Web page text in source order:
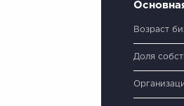
Возраст
Доля